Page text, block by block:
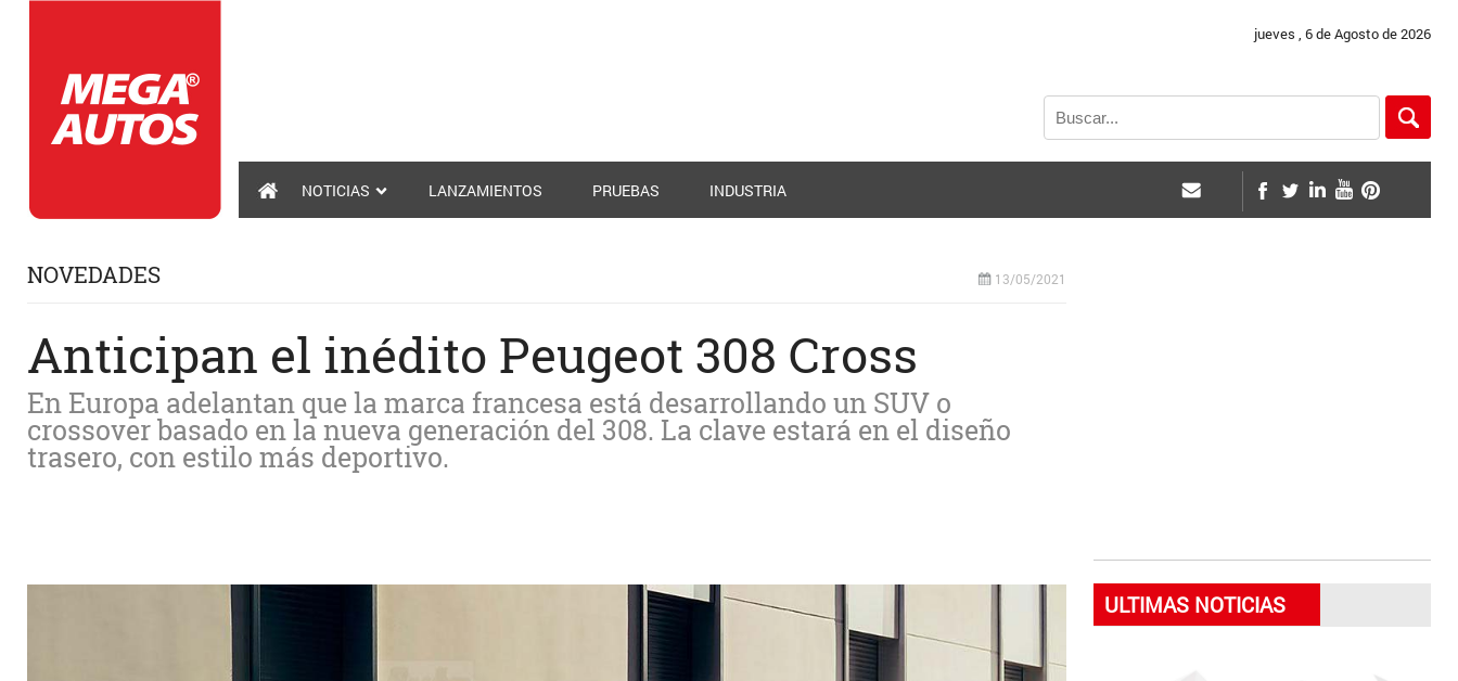
jueves , 6 de Agosto de 2026
NOTICIAS LANZAMIENTOS PRUEBAS INDUSTRIA
NOVEDADES 13/05/2021
Anticipan el inédito Peugeot 308 Cross
En Europa adelantan que la marca francesa está desarrollando un SUV o
crossover basado en la nueva generación del 308. La clave estará en el diseño
trasero, con estilo más deportivo.
ULTIMAS NOTICIAS